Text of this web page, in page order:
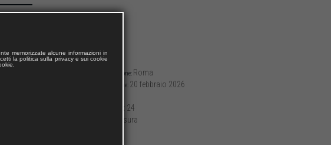
Luogo di pubblicazione: Roma
Data di pubblicazione: 20 febbraio 2026
17 x 24
brossura
memorizzate alcune informazioni in
la politica sulla privacy e sui cookie